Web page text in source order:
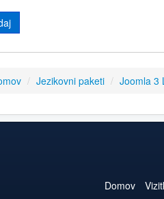
/ Jezikovni paketi / Joomla 3
Domov